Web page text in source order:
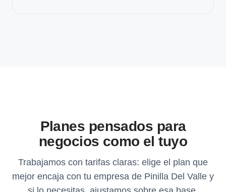
Planes pensados para
negocios como el tuyo
Trabajamos con tarifas claras: elige el plan que
mejor encaja con tu empresa de Pinilla Del Valle y